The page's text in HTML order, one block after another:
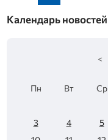
Календарь новостей
<
Пн Вт Ср
3
4 5